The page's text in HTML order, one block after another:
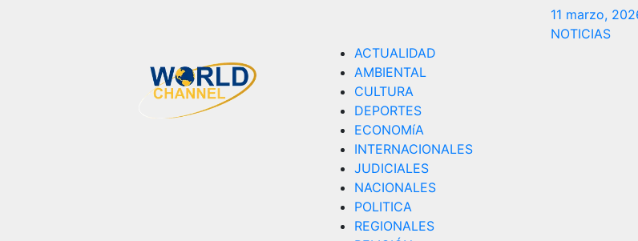
11 marzo,
NOTICIAS
ACTUALIDAD
AMBIENTAL
CULTURA
DEPORTES
ECONOMíA
INTERNACIONALES
JUDICIALES
NACIONALES
POLITICA
REGIONALES